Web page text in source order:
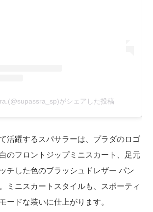
がシェアした投稿
活躍するスパサラーは、プラダのロゴ
のフロントジップミニスカート、足元
チした色のブラッシュドレザー パン
ミニスカートスタイルも、スポーティ
ードな装いに仕上がります。